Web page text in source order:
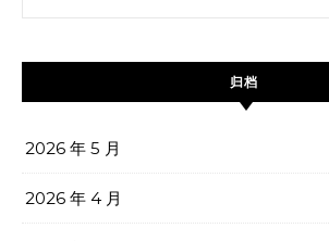
归档
2026 年 5 月
2026 年 4 月